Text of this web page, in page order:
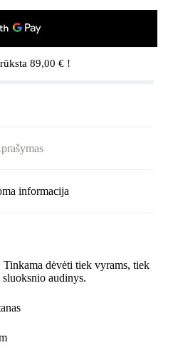
89,00 € !
informacija
dėvėti tiek vyrams, tiek
audinys.